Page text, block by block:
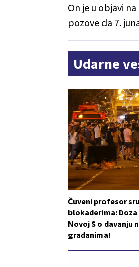
On je u objavi
pozove da 7.
Udarne
Čuveni profesor
blokaderima:
Novoj S o davanju
građanima!